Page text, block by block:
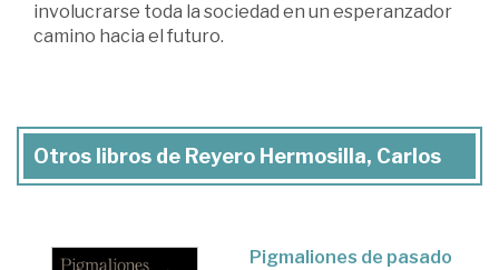
involucrarse toda la sociedad en un esperanzador
camino hacia el futuro.
Otros libros de Reyero Hermosilla, Carlos
Pigmaliones de pasado